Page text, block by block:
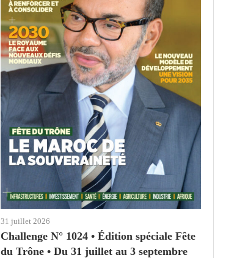
31 juillet 2026
Challenge N° 1024 • Édition spéciale Fête
du Trône • Du 31 juillet au 3 septembre